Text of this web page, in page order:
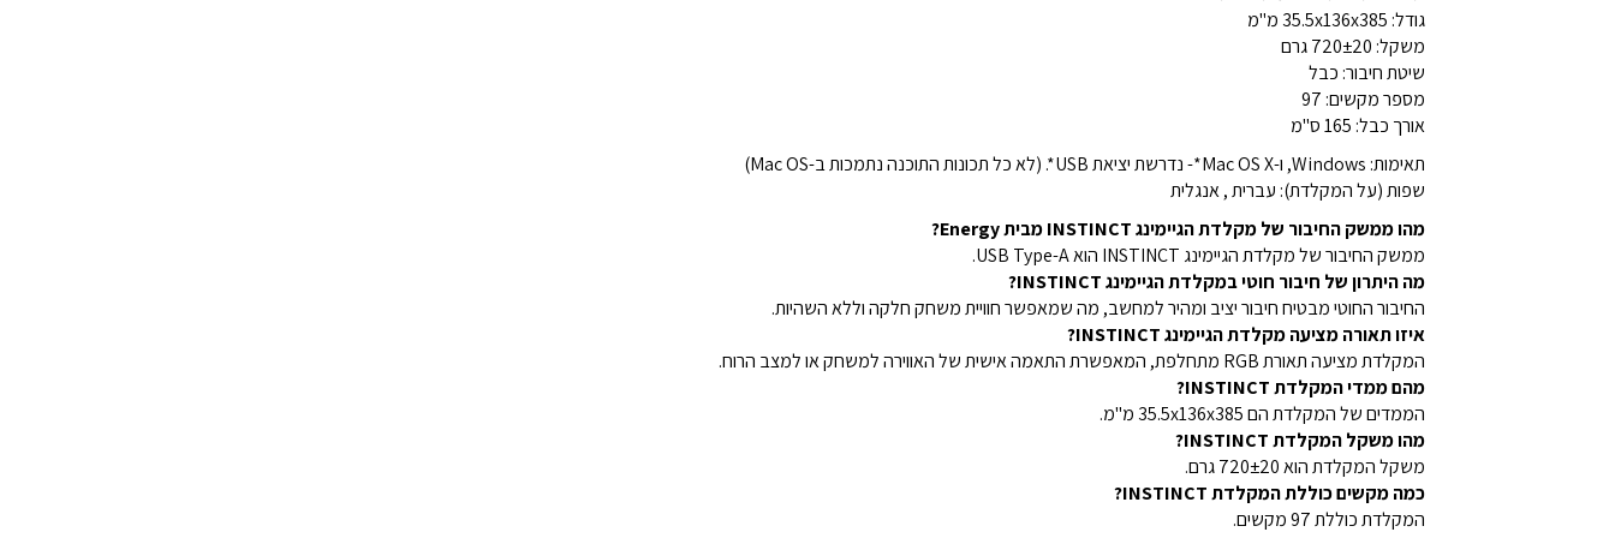
גודל: 35.5x136x385 מ"מ
משקל: 720±20 גרם
שיטת חיבור: כבל
מספר מקשים: 97
אורך כבל: 165 ס"מ
תאימות: Windows, ו-Mac OS X*- נדרשת יציאת USB*. (לא כל תכונות התוכנה נתמכות ב-Mac OS)
שפות (על המקלדת): עברית , אנגלית
מהו ממשק החיבור של מקלדת הגיימינג INSTINCT מבית Energy?
ממשק החיבור של מקלדת הגיימינג INSTINCT הוא USB Type-A.
מה היתרון של חיבור חוטי במקלדת הגיימינג INSTINCT?
החיבור החוטי מבטיח חיבור יציב ומהיר למחשב, מה שמאפשר חוויית משחק חלקה וללא השהיות.
איזו תאורה מציעה מקלדת הגיימינג INSTINCT?
המקלדת מציעה תאורת RGB מתחלפת, המאפשרת התאמה אישית של האווירה למשחק או למצב הרוח.
מהם ממדי המקלדת INSTINCT?
הממדים של המקלדת הם 35.5x136x385 מ"מ.
מהו משקל המקלדת INSTINCT?
משקל המקלדת הוא 720±20 גרם.
כמה מקשים כוללת המקלדת INSTINCT?
המקלדת כוללת 97 מקשים.